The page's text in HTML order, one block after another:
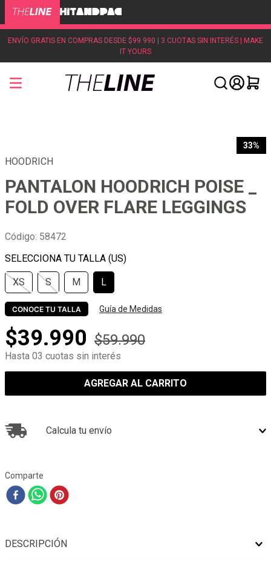
ENVÍO GRATIS EN COMPRAS DESDE $99.990 | 3 CUOTAS SIN INTERÉS | MAKE
IT YOURS
33%
HOODRICH
PANTALON HOODRICH POISE _
FOLD OVER FLARE LEGGINGS
Código: 58472
XS S M L
CONOCE TU TALLA Guía de Medidas
$39.990 $59.990
Hasta 03 cuotas sin interés
AGREGAR AL CARRITO
Calcula tu envío
Comparte
DESCRIPCIÓN